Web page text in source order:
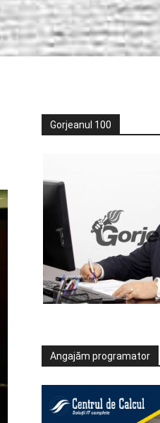
Gorjeanul 100
Angajăm programator